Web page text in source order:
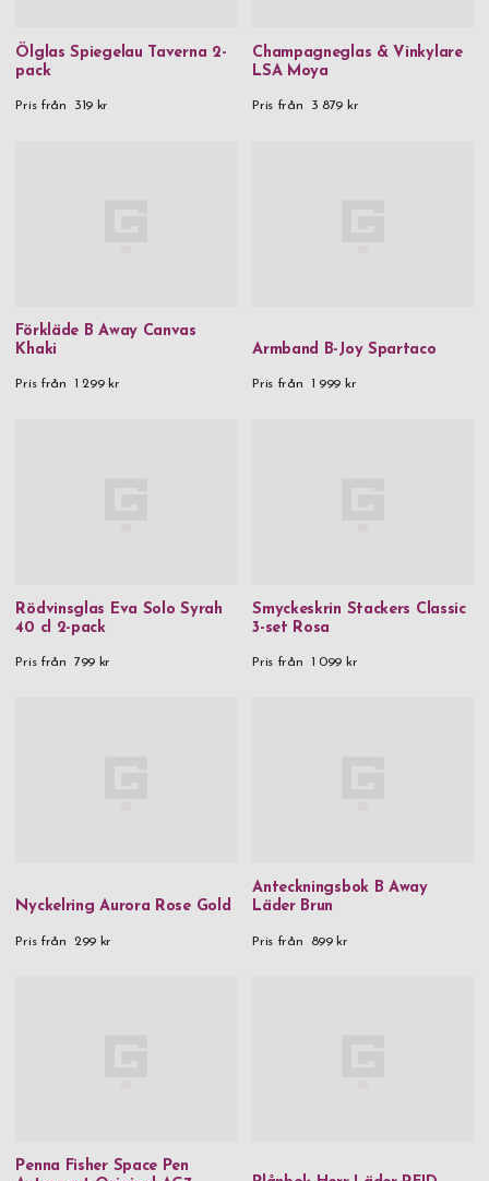
Ölglas Spiegelau Taverna 2-
pack
Pris från 319 kr
Champagneglas & Vinkylare
LSA Moya
Pris från 3 879 kr
Förkläde B Away Canvas
Khaki
Pris från 1 299 kr
Armband B-Joy Spartaco
Pris från 1 999 kr
Rödvinsglas Eva Solo Syrah
40 cl 2-pack
Pris från 799 kr
Smyckeskrin Stackers Classic
3-set Rosa
Pris från 1 099 kr
Nyckelring Aurora Rose Gold
Pris från 299 kr
Anteckningsbok B Away
Läder Brun
Pris från 899 kr
Penna Fisher Space Pen